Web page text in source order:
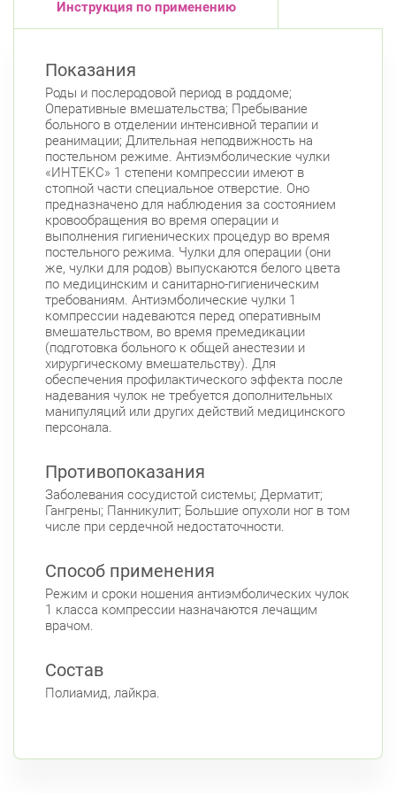
Инструкция по применению
Показания
Роды и послеродовой период в роддоме;
Оперативные вмешательства; Пребывание
больного в отделении интенсивной терапии и
реанимации; Длительная неподвижность на
постельном режиме. Антиэмболические чулки
«ИНТЕКС» 1 степени компрессии имеют в
стопной части специальное отверстие. Оно
предназначено для наблюдения за состоянием
кровообращения во время операции и
выполнения гигиенических процедур во время
постельного режима. Чулки для операции (они
же, чулки для родов) выпускаются белого цвета
по медицинским и санитарно-гигиеническим
требованиям. Антиэмболические чулки 1
компрессии надеваются перед оперативным
вмешательством, во время премедикации
(подготовка больного к общей анестезии и
хирургическому вмешательству). Для
обеспечения профилактического эффекта после
надевания чулок не требуется дополнительных
манипуляций или других действий медицинского
персонала.
Противопоказания
Заболевания сосудистой системы; Дерматит;
Гангрены; Панникулит; Большие опухоли ног в том
числе при сердечной недостаточности.
Способ применения
Режим и сроки ношения антиэмболических чулок
1 класса компрессии назначаются лечащим
врачом.
Состав
Полиамид, лайкра.